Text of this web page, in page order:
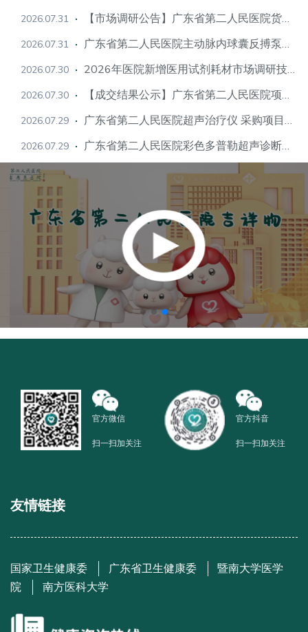
2026.07.31 【市场调研公告】广东省第二人民医院货物类项目技术论证及市场调研公告
2026.07.31 广东省第二人民医院主动脉内球囊反搏泵采购项目公开招标公告
2026.07.30 2026年医院新增医用试剂耗材市场调研技术论证结果公示
2026.07.30 【成交结果公示】广东省第二人民医院项目成交结果公示
2026.07.29 广东省第二人民医院超声治疗仪 采购项目公开招标公告
2026.07.29 广东省第二人民医院彩色多普勒超声诊断系统(全身)采购项目公开招标公告
官方微信
扫一扫加关注
官方抖音
扫一扫加关注
友情链接
国家卫生健康委 广东省卫生健康委
暨南大学医学
院
南方医科大学